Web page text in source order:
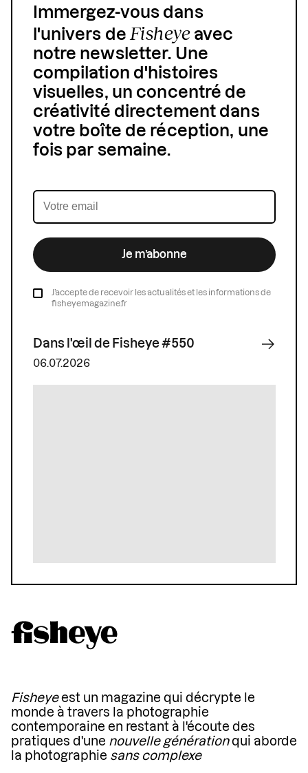
Immergez-vous dans
l'univers deFisheyeavec
notre newsletter. Une
compilation d'histoires
visuelles, un concentré de
créativité directement dans
votre boîte de réception, une
fois par semaine.
Je m’abonne
J’accepte de recevoir les actualités et les informations de
fisheyemagazine.fr
Dans l'œil de Fisheye #550
06.07.2026
Fisheyeest un magazine qui décrypte le
monde à travers la photographie
contemporaine en restant à l'écoute des
pratiques d'une nouvelle générationqui aborde
la photographie sans complexe